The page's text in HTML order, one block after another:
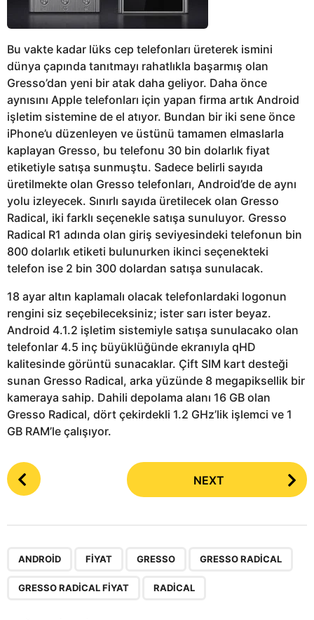
Bu vakte kadar lüks cep telefonları üreterek ismini
dünya çapında tanıtmayı rahatlıkla başarmış olan
Gresso’dan yeni bir atak daha geliyor. Daha önce
aynısını Apple telefonları için yapan firma artık Android
işletim sistemine de el atıyor. Bundan bir iki sene önce
iPhone’u düzenleyen ve üstünü tamamen elmaslarla
kaplayan Gresso, bu telefonu 30 bin dolarlık fiyat
etiketiyle satışa sunmuştu. Sadece belirli sayıda
üretilmekte olan Gresso telefonları, Android’de de aynı
yolu izleyecek. Sınırlı sayıda üretilecek olan Gresso
Radical, iki farklı seçenekle satışa sunuluyor. Gresso
Radical R1 adında olan giriş seviyesindeki telefonun bin
800 dolarlık etiketi bulunurken ikinci seçenekteki
telefon ise 2 bin 300 dolardan satışa sunulacak.
18 ayar altın kaplamalı olacak telefonlardaki logonun
rengini siz seçebileceksiniz; ister sarı ister beyaz.
Android 4.1.2 işletim sistemiyle satışa sunulacako olan
telefonlar 4.5 inç büyüklüğünde ekranıyla qHD
kalitesinde görüntü sunacaklar. Çift SIM kart desteği
sunan Gresso Radical, arka yüzünde 8 megapiksellik bir
kameraya sahip. Dahili depolama alanı 16 GB olan
Gresso Radical, dört çekirdekli 1.2 GHz’lik işlemci ve 1
GB RAM’le çalışıyor.
P
o
NEXT
ANDROID FIYAT GRESSO GRESSO RADICAL
GRESSO RADICAL FIYAT RADICAL